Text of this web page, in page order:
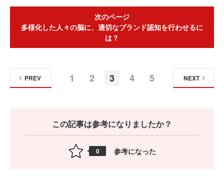
次のページ
多様化した人々の脳に、適切なブランド認知を行わせるに
は？
1 2 3 4 5
PREV NEXT
この記事は参考になりましたか？
0 参考になった